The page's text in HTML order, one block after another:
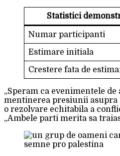
Statistici
Numar participanti
Estimare initiala
Crestere fata de
„Speram ca evenimentele
mentinerea presiunii
o rezolvare echitabila a
„Ambele parti merita sa